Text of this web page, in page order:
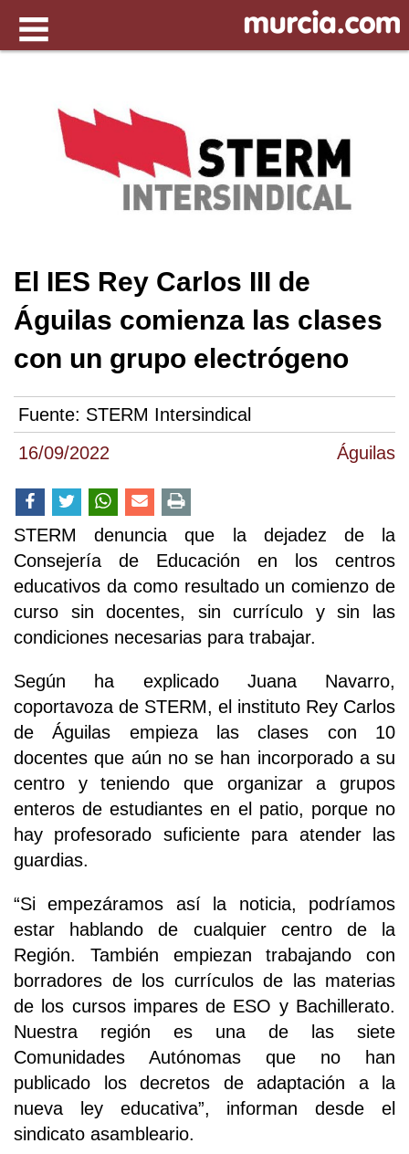
16/09/2022 Águilas
El IES Rey Carlos III de
Águilas comienza las clases
con un grupo electrógeno
Fuente: STERM Intersindical
STERM denuncia que la dejadez de la
Consejería de Educación en los centros
educativos da como resultado un comienzo de
curso sin docentes, sin currículo y sin las
condiciones necesarias para trabajar.
Según ha explicado Juana Navarro,
coportavoza de STERM, el instituto Rey Carlos
de Águilas empieza las clases con 10
docentes que aún no se han incorporado a su
centro y teniendo que organizar a grupos
enteros de estudiantes en el patio, porque no
hay profesorado suficiente para atender las
guardias.
“Si empezáramos así la noticia, podríamos
estar hablando de cualquier centro de la
Región. También empiezan trabajando con
borradores de los currículos de las materias
de los cursos impares de ESO y Bachillerato.
Nuestra región es una de las siete
Comunidades Autónomas que no han
publicado los decretos de adaptación a la
nueva ley educativa”, informan desde el
sindicato asambleario.